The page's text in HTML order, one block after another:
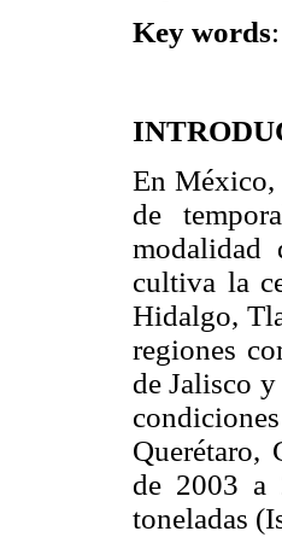
Key words
En México,
de
modalidad
cultiva la
Hidalgo,
regiones
de Jalisco
Querétaro,
de 2003 a
toneladas